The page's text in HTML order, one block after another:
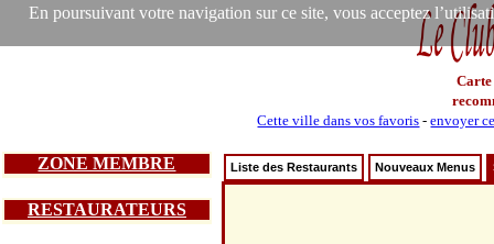
En poursuivant votre navigation sur ce site, vous acceptez
Carte
Cette ville dans vos favoris -envoyer
ZONE MEMBRE
RESTAURATEURS
Liste des Restaurants Nouveaux Menus